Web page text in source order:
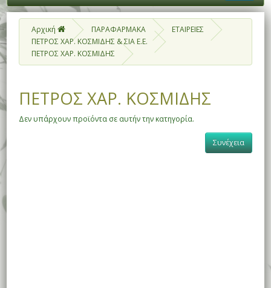
Αρχική ΠΑΡΑΦΑΡΜΑΚΑ
ΕΤΑΙΡΕΙΕΣ
ΠΕΤΡΟΣ ΧΑΡ. ΚΟΣΜΙΔΗΣ & ΣΙΑ Ε.Ε.
ΠΕΤΡΟΣ ΧΑΡ. ΚΟΣΜΙΔΗΣ
ΠΕΤΡΟΣ ΧΑΡ. ΚΟΣΜΙΔΗΣ
Δεν υπάρχουν προϊόντα σε αυτήν την κατηγορία.
Συνέχεια